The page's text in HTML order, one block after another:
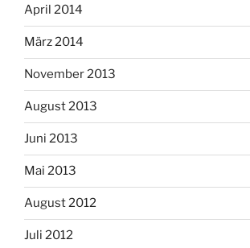
April 2014
März 2014
November 2013
August 2013
Juni 2013
Mai 2013
August 2012
Juli 2012